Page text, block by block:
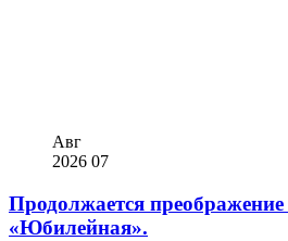
Авг
2026 07
Продолжается
«Юбилейная».